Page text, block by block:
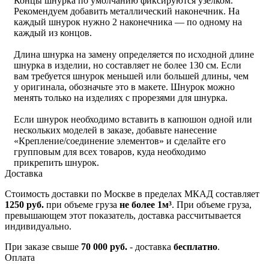
Рекомендуем добавить металлический наконечник. На
каждый шнурок нужно 2 наконечника — по одному на
каждый из концов.
Длина шнурка на замену определяется по исходной длине
шнурка в изделии, но составляет не более 130 см. Если
вам требуется шнурок меньшей или большей длины, чем
у оригинала, обозначьте это в макете. Шнурок можно
менять только на изделиях с прорезями для шнурка.
Если шнурок необходимо вставить в капюшон одной или
нескольких моделей в заказе, добавьте нанесение
«Крепление/соединение элементов» и сделайте его
групповым для всех товаров, куда необходимо
прикрепить шнурок.
Доставка
Стоимость доставки по Москве в пределах МКАД составляет
1250 руб. при объеме груза не более 1м³. При объеме груза,
превышающем этот показатель, доставка рассчитывается
индивидуально.
При заказе свыше 70 000 руб. - доставка бесплатно.
Оплата